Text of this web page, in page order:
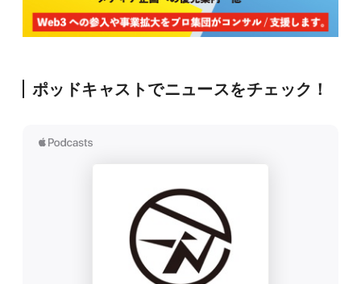
ポッドキャストでニュースをチェック！